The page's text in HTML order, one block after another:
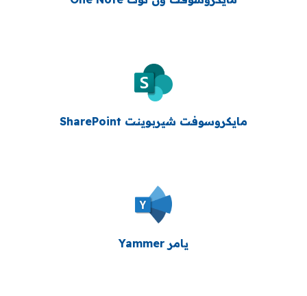
مايكروسوفت شيربوينت SharePoint
يامر Yammer